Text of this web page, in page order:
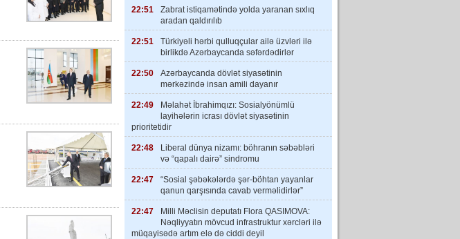
22:51
Zabrat istiqamətində yolda yaranan sıxlıq
aradan qaldırılıb
22:51
Türkiyəli hərbi qulluqçular ailə üzvləri ilə
birlikdə Azərbaycanda səfərdədirlər
22:50
Azərbaycanda dövlət siyasətinin
mərkəzində insan amili dayanır
22:49
Məlahət İbrahimqızı: Sosialyönümlü
layihələrin icrası dövlət siyasətinin
prioritetidir
22:48
Liberal dünya nizamı: böhranın səbəbləri
və “qapalı dairə” sindromu
22:47
“Sosial şəbəkələrdə şər-böhtan yayanlar
qanun qarşısında cavab verməlidirlər”
22:47
Milli Məclisin deputatı Flora QASIMOVA:
Nəqliyyatın mövcud infrastruktur xərcləri ilə
müqayisədə artım elə də ciddi deyil